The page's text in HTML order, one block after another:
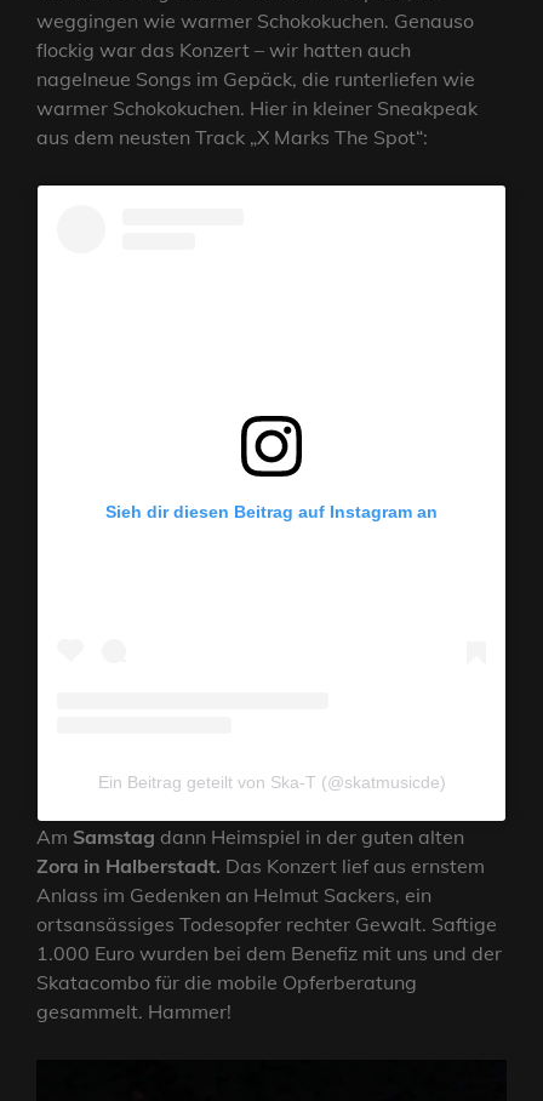
weggingen wie warmer Schokokuchen. Genauso
flockig war das Konzert – wir hatten auch
nagelneue Songs im Gepäck, die runterliefen wie
warmer Schokokuchen. Hier in kleiner Sneakpeak
aus dem neusten Track „X Marks The Spot“:
Sieh dir diesen Beitrag auf Instagram an
Ein Beitrag geteilt von Ska-T (@skatmusicde)
Am Samstag dann Heimspiel in der guten alten
Zora in Halberstadt. Das Konzert lief aus ernstem
Anlass im Gedenken an Helmut Sackers, ein
ortsansässiges Todesopfer rechter Gewalt. Saftige
1.000 Euro wurden bei dem Benefiz mit uns und der
Skatacombo für die mobile Opferberatung
gesammelt. Hammer!